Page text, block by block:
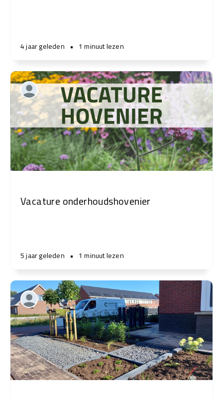
4 jaar geleden • 1 minuut lezen
Vacature onderhoudshovenier
5 jaar geleden • 1 minuut lezen